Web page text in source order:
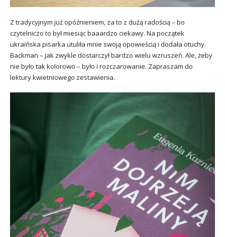
Z tradycyjnym już opóźnieniem, za to z dużą radością – bo
czytelniczo to był miesiąc baaardzo ciekawy. Na początek
ukraińska pisarka utuliła mnie swoją opowieścią i dodała otuchy.
Backman – jak zwykle dostarczył bardzo wielu wzruszeń. Ale, żeby
nie było tak kolorowo – było i rozczarowanie. Zapraszam do
lektury kwietniowego zestawienia.